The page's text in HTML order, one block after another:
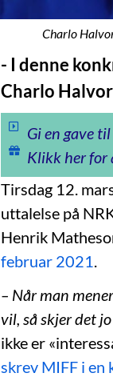
Charlo
- I denne
Charlo
Gi en gave
Klikk her for
Tirsdag 12.
uttalelse på
Henrik
februar 2021
– Når man
vil, så skjer det
ikke er
skrev MIFF i en